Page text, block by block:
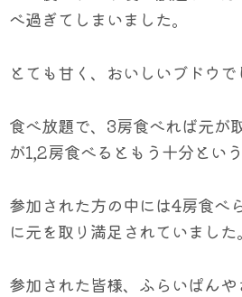
べ過ぎてしまいました。
とても甘く、おいしいブドウで
食べ放題で、3房食べれば元が
が1,2房食べるともう十分という
参加された方の中には4房食べ
に元を取り満足されていました。
参加された皆様、ふらいぱん